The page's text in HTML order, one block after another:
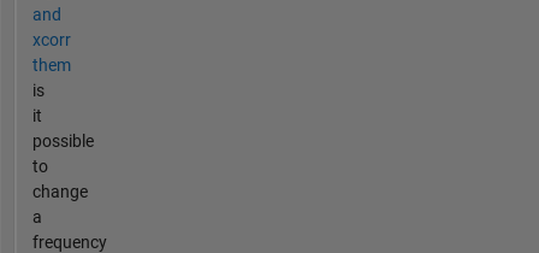
and
xcorr
them
is
it
possible
to
change
a
frequency